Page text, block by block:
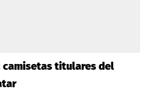
camisetas titulares del